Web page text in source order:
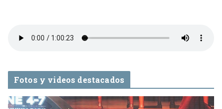
Fotos y videos destacados